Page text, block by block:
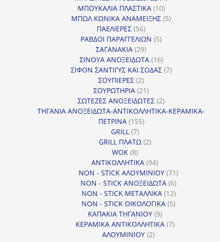
ΜΠΟΥΚΑΛΙΑ ΠΛΑΣΤΙΚΑ 1010
προϊόντα
ΜΠΩΛ ΚΩΝΙΚΑ ΑΝΑΜΕΙΞΗΣ 55
ΠΑΕΛΙΕΡΕΣ 5656
προϊόντα
ΡΑΒΔΟΙ ΠΑΡΑΓΓΕΛΙΩΝ 55
ΣΑΓΑΝΑΚΙΑ 2929
προϊόντα
ΣΙΝΟΥΑ ΑΝΟΞΕΙΔΩΤΑ 1616
προϊόντα
ΣΙΦΟΝ ΣΑΝΤΙΓΥΣ ΚΑΙ ΣΟΔΑΣ 77
ΣΟΥΠΙΕΡΕΣ 22
προϊόντα
ΣΟΥΡΩΤΗΡΙΑ 2121
προϊόντα
ΣΩΤΕΖΕΣ ΑΝΟΞΕΙΔΩΤΕΣ 22
προϊόντα
ΤΗΓΑΝΙΑ ΑΝΟΞΕΙΔΩΤΑ-ΑΝΤΙΚΟΛΛΗΤΙΚΑ-ΚΕΡΑΜΙΚΑ-
ΠΕΤΡΙΝΑ 155155
GRILL 77
προϊόντα
GRILL ΠΛΑΤΩ 22
WOK 88
προϊόντα
ΑΝΤΙΚΟΛΛΗΤΙΚΑ 9494
προϊόντα
NON - STICK ΑΛΟΥΜΙΝΙΟΥ 7171
προϊόντα
NON - STICK ΑΝΟΞΕΙΔΩΤΑ 66
προϊόντα
NON - STICK ΜΕΤΑΛΛΙΚΑ 1212
προϊόντα
NON - STICK ΟΙΚΟΛΟΓΙΚΑ 55
ΚΑΠΑΚΙΑ ΤΗΓΑΝΙΟΥ 99
προϊόντα
ΚΕΡΑΜΙΚΑ ΑΝΤΙΚΟΛΛΗΤΙΚΑ 77
ΑΛΟΥΜΙΝΙΟΥ 22